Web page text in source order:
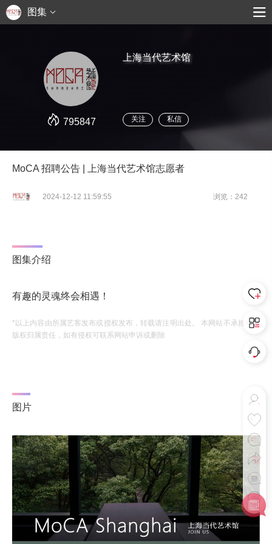
图集
795847
上海当代艺术馆
关注 私信
MoCA 招聘公告 | 上海当代艺术馆志愿者
2024-12-12 11:59:55 浏览：242
图集介绍
有趣的灵魂终会相遇！
*以上内容由所属艺客发布或授权发布，转载请注明出处。 本网站不承担相应
版权归属责任，如有侵权可联系网站申诉或删除
图片